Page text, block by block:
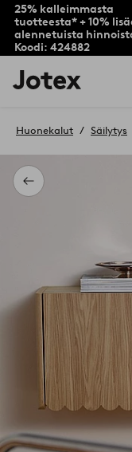
25% kalleimmasta
tuotteesta* + 10%
alennetuista
Koodi: 424882
Jotex-
logo
aloitussivulle
Takaisin
Huonekalut Säilytys